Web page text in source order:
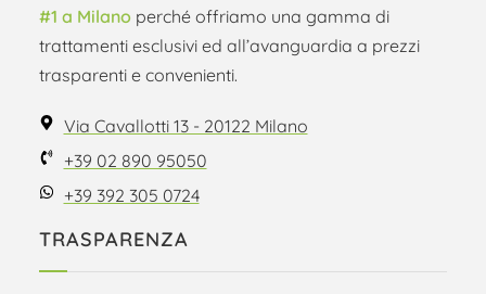
#1 a Milano perché offriamo una gamma di
trattamenti esclusivi ed all’avanguardia a prezzi
trasparenti e convenienti.
Via Cavallotti 13 - 20122 Milano
+39 02 890 95050
+39 392 305 0724
TRASPARENZA